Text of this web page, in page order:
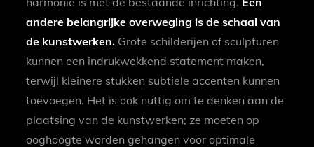
andere belangrijke overweging is de schaal van
de kunstwerken. Grote schilderijen of sculpturen
kunnen een indrukwekkend statement maken,
terwijl kleinere stukken subtiele accenten kunnen
toevoegen. Het is ook nuttig om te denken aan de
plaatsing van de kunstwerken; ze moeten op
ooghoogte worden gehangen voor optimale